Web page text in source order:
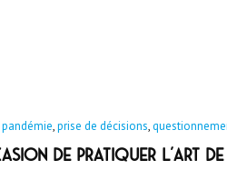
pandémie,prise de décisions,
de pratiquer l’art